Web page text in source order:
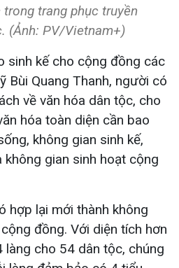
trang phục truyền
(Ảnh: PV/Vietnam+)
sinh kế cho cộng đồng các
Bùi Quang Thanh, người có
về văn hóa dân tộc, cho
hóa toàn diện cần bao
không gian sinh kế,
không gian sinh hoạt cộng
hợp lại mới thành không
đồng. Với diện tích hơn
làng cho 54 dân tộc, chúng